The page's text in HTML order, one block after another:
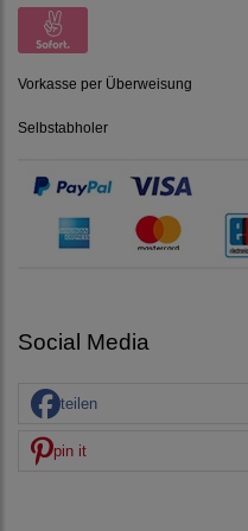
Vorkasse per Überweisung
Selbstabholer
Social Media
teilen
pin it